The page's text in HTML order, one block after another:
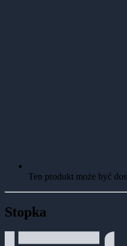
Ten produkt może być
Stopka